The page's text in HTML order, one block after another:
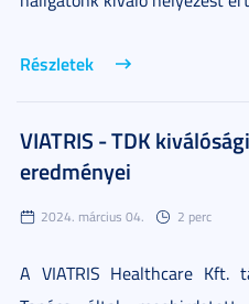
Részletek
VIATRIS - TDK
eredményei
2024. március 04. 2 perc
A VIATRIS Healthcare Kft.